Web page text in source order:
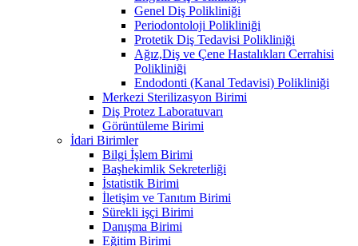
Genel Diş Polikliniği
Periodontoloji Polikliniği
Protetik Diş Tedavisi Polikliniği
Ağız,Diş ve Çene Hastalıkları Cerrahisi
Polikliniği
Endodonti (Kanal Tedavisi) Polikliniği
Merkezi Sterilizasyon Birimi
Diş Protez Laboratuvarı
Görüntüleme Birimi
İdari Birimler
Bilgi İşlem Birimi
Başhekimlik Sekreterliği
İstatistik Birimi
İletişim ve Tanıtım Birimi
Sürekli işçi Birimi
Danışma Birimi
Eğitim Birimi